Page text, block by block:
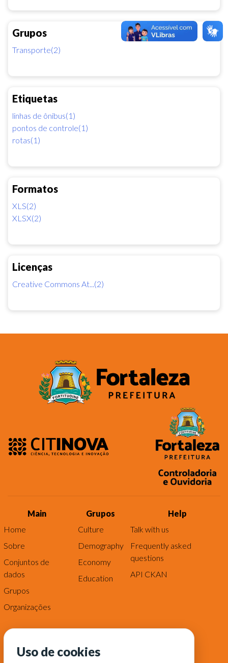
Grupos
Transporte(2)
Etiquetas
linhas de ônibus(1)
pontos de controle(1)
rotas(1)
Formatos
XLS(2)
XLSX(2)
Licenças
Creative Commons At...(2)
Main
Home
Sobre
Conjuntos de
dados
Grupos
Organizações
Grupos
Culture
Demography
Economy
Education
Help
Talk with us
Frequently asked
questions
API CKAN
Uso de cookies